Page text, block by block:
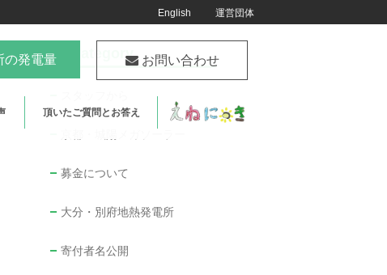
English 運営団体
の発電量 お問い合わせ
頂いたご質問とお答え
Category
募金について
大分・別府地熱発電所
寄付者名公開